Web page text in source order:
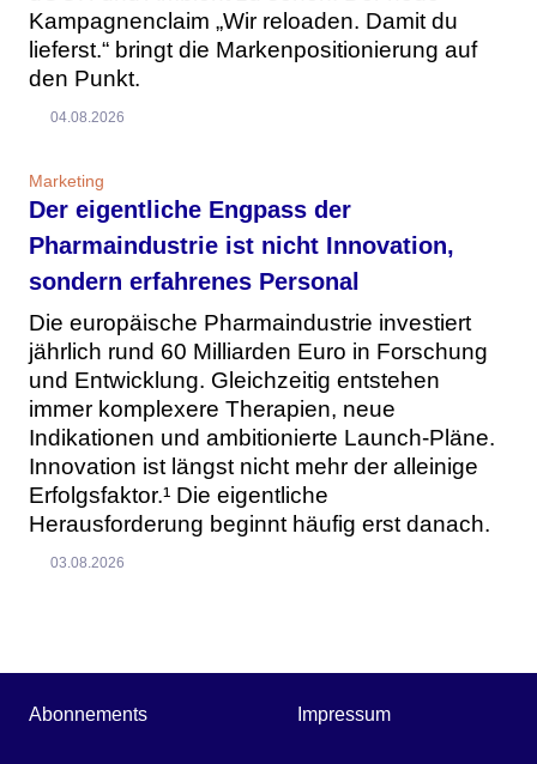
Kampagnenclaim „Wir reloaden. Damit du
lieferst.“ bringt die Markenpositionierung auf
den Punkt.
04.08.2026
Marketing
Der eigentliche Engpass der
Pharmaindustrie ist nicht Innovation,
sondern erfahrenes Personal
Die europäische Pharmaindustrie investiert
jährlich rund 60 Milliarden Euro in Forschung
und Entwicklung. Gleichzeitig entstehen
immer komplexere Therapien, neue
Indikationen und ambitionierte Launch-Pläne.
Innovation ist längst nicht mehr der alleinige
Erfolgsfaktor.¹ Die eigentliche
Herausforderung beginnt häufig erst danach.
03.08.2026
Abonnements Impressum